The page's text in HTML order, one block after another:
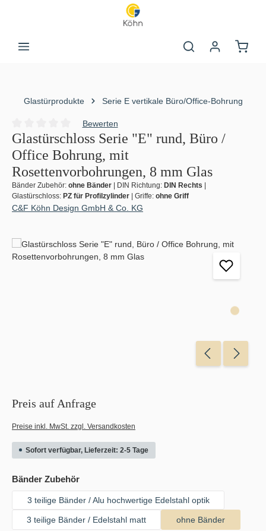
Glastürprodukte Serie E vertikale Büro/Office-Bohrung
Durchschnittliche Bewertung von 0 von 5 Sternen
Bewerten
Glastürschloss Serie "E" rund, Büro /
Office Bohrung, mit
Rosettenvorbohrungen, 8 mm Glas
Bänder Zubehör: ohne Bänder | DIN Richtung: DIN Rechts |
Glastürschloss: PZ für Profilzylinder | Griffe: ohne Griff
C&F Köhn Design GmbH & Co. KG
Bildergalerie überspringen
Preis auf Anfrage
Preise inkl. MwSt. zzgl. Versandkosten
Sofort verfügbar, Lieferzeit: 2-5 Tage
Bänder Zubehörauswählen
3 teilige Bänder / Alu hochwertige Edelstahl optik
3 teilige Bänder / Edelstahl matt ohne Bänder